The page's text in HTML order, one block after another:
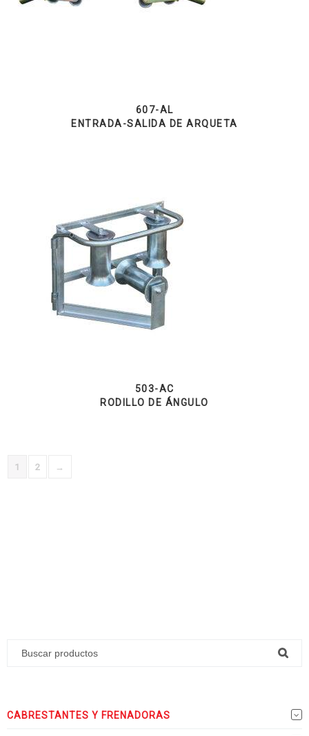
607-AL
ENTRADA-SALIDA DE ARQUETA
503-AC
RODILLO DE ÁNGULO
1 2 →
CABRESTANTES Y FRENADORAS